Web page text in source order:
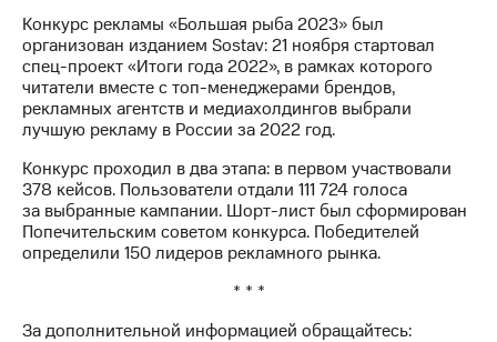
Порядок
выкупа
акций
Дивиденды
Рынок
облигаций
Описание
Еврооблигации-2023
Уведомление
о
погашении
Другое
Конкурс рекламы «Большая рыба 2023» был
организован изданием Sostav: 21 ноября стартовал
спец-проект «Итоги года 2022», в рамках которого
читатели вместе с топ-менеджерами брендов,
рекламных агентств и медиахолдингов выбрали
лучшую рекламу в России за 2022 год.
Конкурс проходил в два этапа: в первом участвовали
378 кейсов. Пользователи отдали 111 724 голоса
за выбранные кампании. Шорт-лист был сформирован
Попечительским советом конкурса. Победителей
определили 150 лидеров рекламного рынка.
* * *
За дополнительной информацией обращайтесь: